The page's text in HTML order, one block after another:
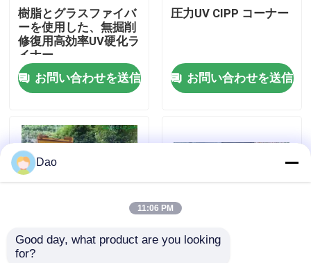
品質管理
私達に連絡しなさい
ニュース
引用を要求しなさい
紫外線治されたCIPP
樹脂とグラスファイバ
ーを使用した、無掘削
修復用高効率UV硬化ラ
イナー
お問い合わせを送信
圧力UV CIPP コーナー
お問い合わせを送信
Super Large DN2000
Dao
11:06 PM
Good day, what product are you looking
for?